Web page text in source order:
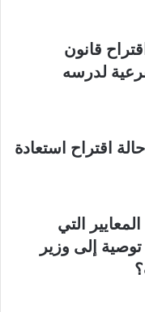
قانون
لدرسه
اقتراح استعادة
التي
توصية إلى وزير